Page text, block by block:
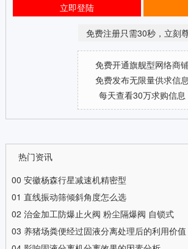
立即登陆
免费注册只需30秒，立刻
免费开通旗舰型网络商
免费发布无限量供求信息
每天查看30万求购信息
热门资讯
00 安徽杨森行星减速机精密型
01 直线振动筛倾斜角度怎么选
02 治金加工防爆止火阀 粉尘隔爆阀 自锁式
03 养猪场粪便经过固液分离处理后的利用价值